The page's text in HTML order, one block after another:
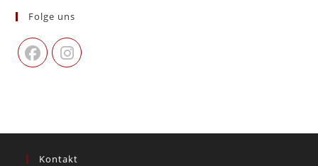
Folge uns
Kontakt